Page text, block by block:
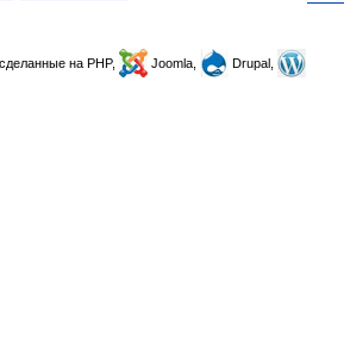
, сделанные на PHP, Joomla,
Drupal,